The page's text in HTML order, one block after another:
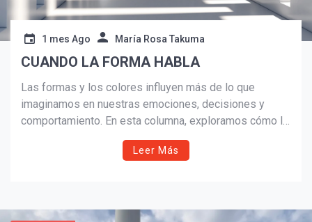
¡Suscríbete y Vive la
Experiencia!
1 mes Ago María Rosa Takuma
CUANDO LA FORMA HABLA
Las formas y los colores influyen más de lo que
imaginamos en nuestras emociones, decisiones y
comportamiento. En esta columna, exploramos cómo la
neuroarquitectura y la psicología ambiental explican el
impacto de las geometrías y los colores en hogares,
Leer Más